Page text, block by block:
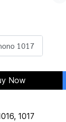
1017
Now
1017